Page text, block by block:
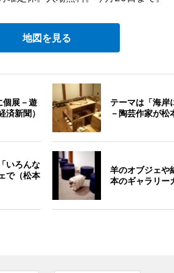
地図を見る
個展－遊
新聞）
テーマは「海岸
－陶芸作家が松
いろんな
で（松本
羊のオブジェや
本のギャラリー